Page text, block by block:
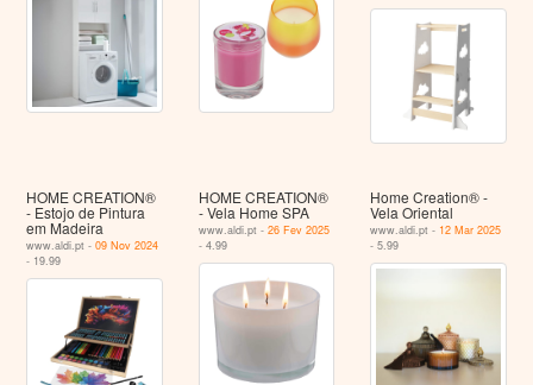
HOME CREATION®
- Estojo de Pintura
em Madeira
www.aldi.pt -09 Nov 2024
- 19.99
HOME CREATION®
- Vela Home SPA
www.aldi.pt - 26 Fev 2025
- 4.99
Home Creation® -
Vela Oriental
www.aldi.pt - 12 Mar 2025
- 5.99